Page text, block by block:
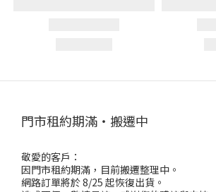
門市租約期滿・搬遷中
敬愛的客戶：
因門市租約期滿，目前搬遷整理中。
網路訂單將於 8/25 起恢復出貨。